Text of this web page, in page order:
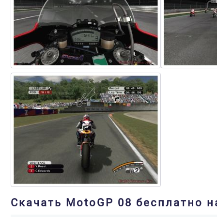
Скачать MotoGP 08 бесплатно